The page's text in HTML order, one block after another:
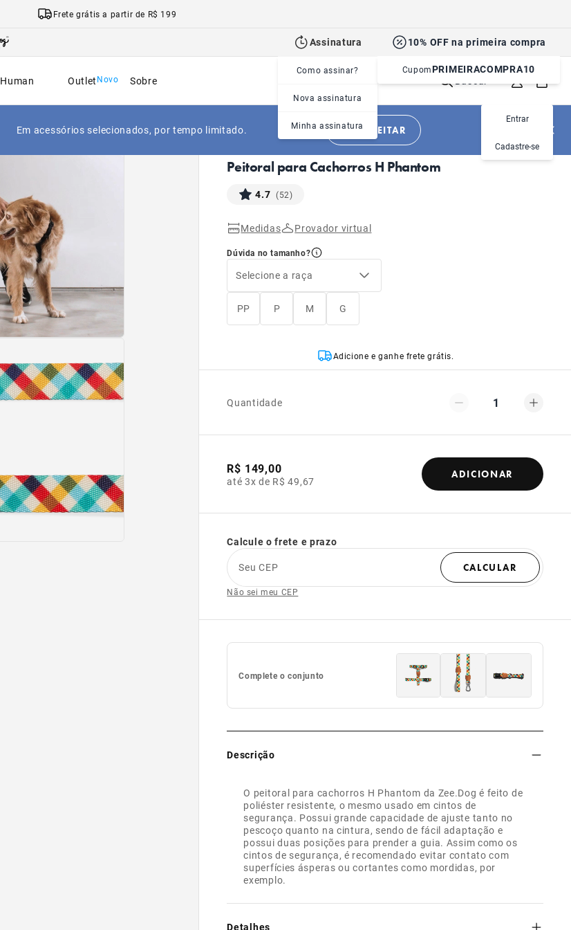
Frete grátis a partir de R$ 199
Assinatura
Como assinar?
Nova assinatura
Minha assinatura
10% OFF na primeira compra
CupomPRIMEIRACOMPRA10
Human Outlet Sobre
Entrar
Cadastre-se
Em acessórios selecionados, por tempo limitado. APROVEITAR
Cachorros|Acessórios|Peitorais
Peitoral para Cachorros H Phantom
4.7 (52)
Medidas Provador virtual
Dúvida no tamanho?
Selecione a raça
PP P M G
Adicione e ganhe frete grátis.
Quantidade 1
R$ 149,00
até 3x de R$ 49,67
ADICIONAR
Calcule o frete e prazo
Seu CEP
CALCULAR
Não sei meu CEP
Complete o conjunto
Descrição
O peitoral para cachorros H Phantom da Zee.Dog é feito de
poliéster resistente, o mesmo usado em cintos de
segurança. Possui grande capacidade de ajuste tanto no
pescoço quanto na cintura, sendo de fácil adaptação e
possui duas posições para prender a guia. Assim como os
cintos de segurança, é recomendado evitar contato com
superfícies ásperas ou cortantes como mordidas, por
exemplo.
Detalhes